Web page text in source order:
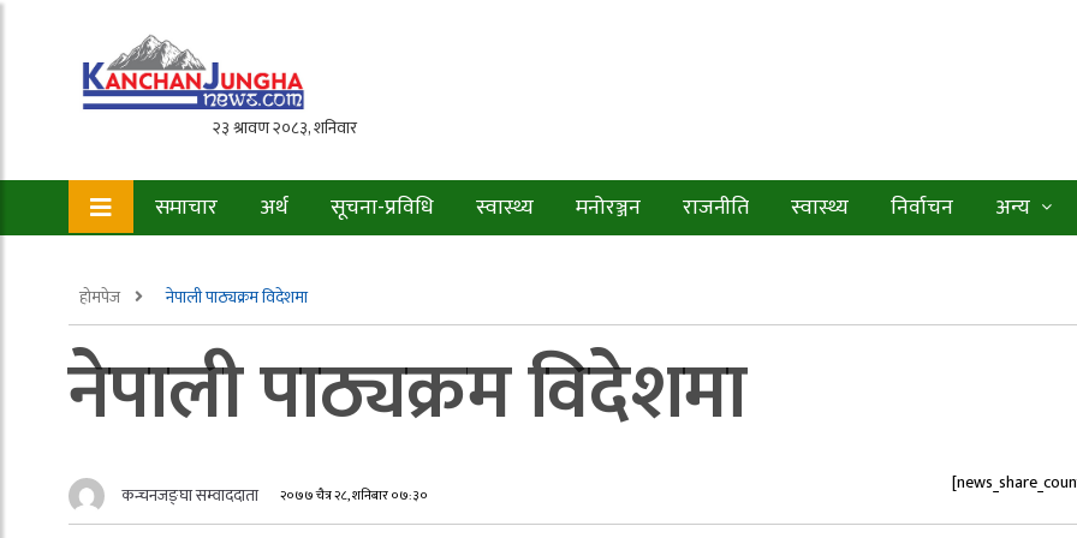
समाचार अर्थ सूचना-प्रविधि स्वास्थ्य मनोरञ्जन राजनीति स्वास्थ्य निर्वाचन अन्य
होमपेज नेपाली पाठ्यक्रम विदेशमा
नेपाली पाठ्यक्रम विदेशमा
कन्चनजङ्घा सम्वाददाता २०७७ चैत्र २८, शनिबार ०७:३०